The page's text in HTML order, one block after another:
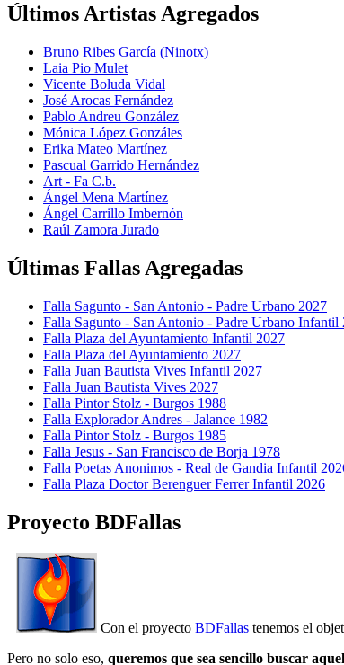
Últimos Artistas Agregados
Bruno Ribes García (Ninotx)
Laia Pio Mulet
Vicente Boluda Vidal
José Arocas Fernández
Pablo Andreu González
Mónica López Gonzáles
Erika Mateo Martínez
Pascual Garrido Hernández
Art - Fa C.b.
Ángel Mena Martínez
Ángel Carrillo Imbernón
Raúl Zamora Jurado
Últimas Fallas Agregadas
Falla Sagunto - San Antonio - Padre Urbano 2027
Falla Sagunto - San Antonio - Padre Urbano Infantil
Falla Plaza del Ayuntamiento Infantil 2027
Falla Plaza del Ayuntamiento 2027
Falla Juan Bautista Vives Infantil 2027
Falla Juan Bautista Vives 2027
Falla Pintor Stolz - Burgos 1988
Falla Explorador Andres - Jalance 1982
Falla Pintor Stolz - Burgos 1985
Falla Jesus - San Francisco de Borja 1978
Falla Poetas Anonimos - Real de Gandia Infantil
Falla Plaza Doctor Berenguer Ferrer Infantil 2026
Proyecto BDFallas
Con el proyecto BDFallas tenemos el
Pero no solo eso, queremos que sea sencillo buscar